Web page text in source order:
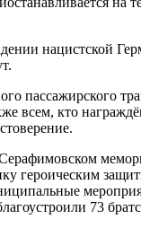
нацистской
пассажирского
всем, кто
героическим
73